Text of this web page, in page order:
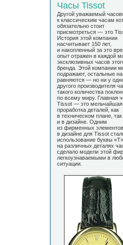
Часы Tissot
Другой уважаемый
к классическим часам
обязательно стоит
присмотреться — это
История этой компании
насчитывает 150 лет,
и накопленный за это
опыт отражен в каждой
эксклюзивных часов
бренда. Этой компании
подражают, остальные
равняются — но ни у
другого производителя
такого количества
по всему миру. Главная
Tissot — это мельчайшая
проработка деталей, как
в техническом плане, так
и в дизайне. Одним
из фирменных элементов
в дизайне для Tissot
использование буквы «Т»
на различных деталях
сделало модели этой
легкоузнаваемыми в
ситуации.